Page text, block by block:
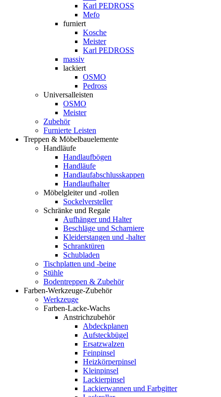
Karl PEDROSS
Mefo
furniert
Kosche
Meister
Karl PEDROSS
massiv
lackiert
OSMO
Pedross
Universalleisten
OSMO
Meister
Zubehör
Furnierte Leisten
Treppen & Möbelbauelemente
Handläufe
Handlaufbögen
Handläufe
Handlaufabschlusskappen
Handlaufhalter
Möbelgleiter und -rollen
Sockelversteller
Schränke und Regale
Aufhänger und Halter
Beschläge und Scharniere
Kleiderstangen und -halter
Schranktüren
Schubladen
Tischplatten und -beine
Stühle
Bodentreppen & Zubehör
Farben-Werkzeuge-Zubehör
Werkzeuge
Farben-Lacke-Wachs
Anstrichzubehör
Abdeckplanen
Aufsteckbügel
Ersatzwalzen
Feinpinsel
Heizkörperpinsel
Kleinpinsel
Lackierpinsel
Lackierwannen und Farbgitter